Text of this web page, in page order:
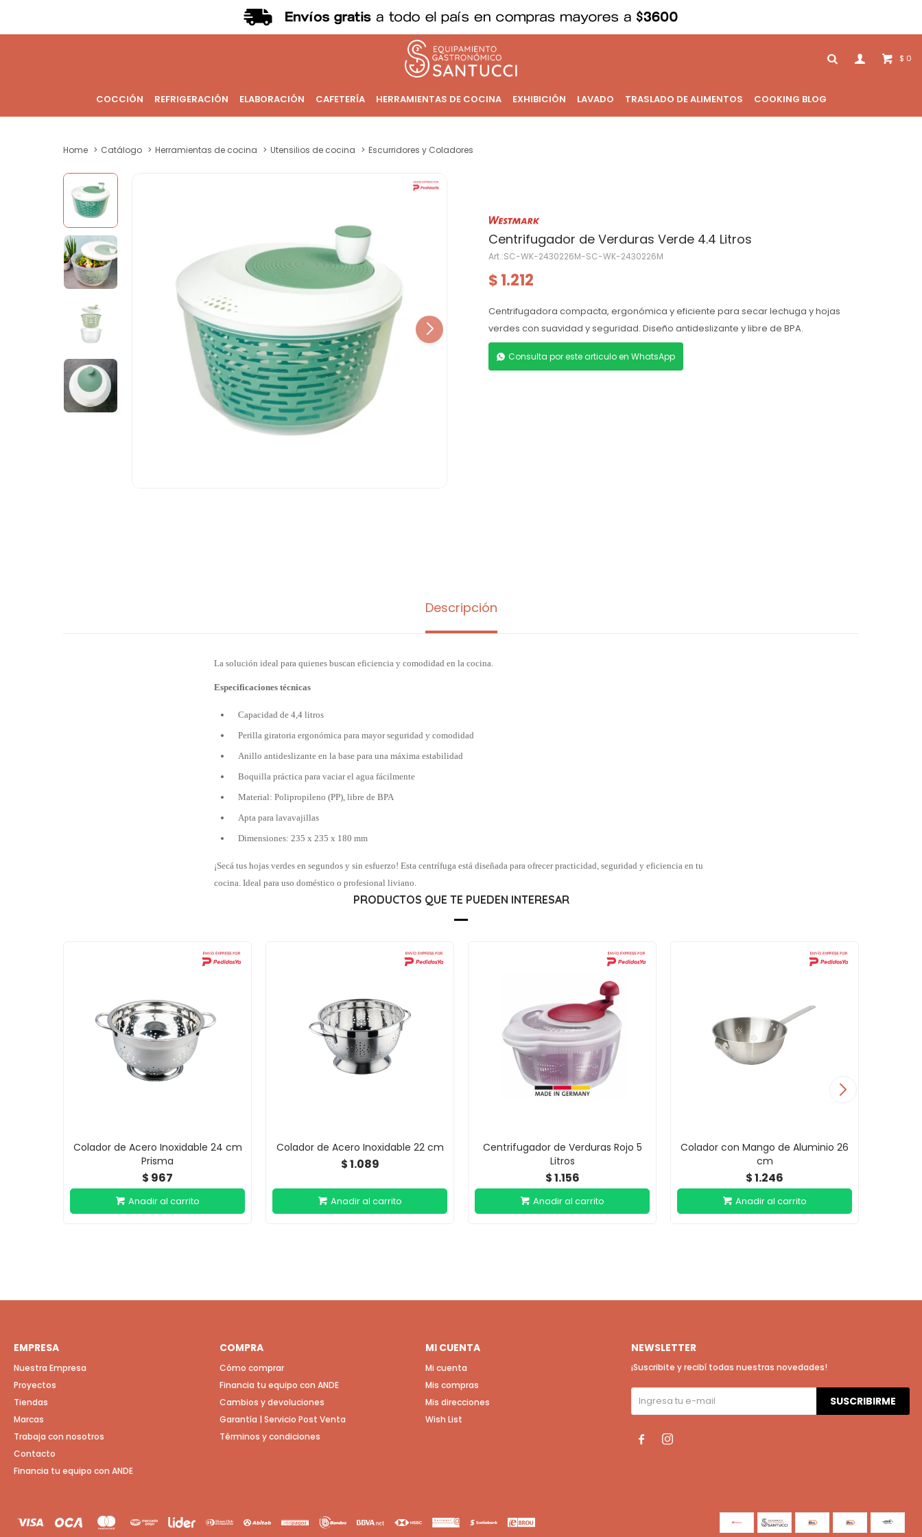
COCCIÓN REFRIGERACIÓN ELABORACIÓN CAFETERÍA HERRAMIENTAS DE COCINA EXHIBICIÓN LAVADO TRASLADO DE ALIMENTOS COOKING BLOG
$ 0
Home Catálogo Herramientas de cocina Utensilios de cocina Escurridores y Coladores
Centrifugador de Verduras Verde 4.4 Litros
SC-WK-2430226M-SC-WK-2430226M
$ 1.212
Centrifugadora compacta, ergonómica y eficiente para secar lechuga y hojas
verdes con suavidad y seguridad. Diseño antideslizante y libre de BPA.
Consulta por este articulo en WhatsApp
Descripción
La solución ideal para quienes buscan eficiencia y comodidad en la cocina.
Especificaciones técnicas
Capacidad de 4,4 litros
Perilla giratoria ergonómica para mayor seguridad y comodidad
Anillo antideslizante en la base para una máxima estabilidad
Boquilla práctica para vaciar el agua fácilmente
Material: Polipropileno (PP), libre de BPA
Apta para lavavajillas
Dimensiones: 235 x 235 x 180 mm
¡Secá tus hojas verdes en segundos y sin esfuerzo! Esta centrífuga está diseñada para ofrecer practicidad, seguridad y eficiencia en tu
cocina. Ideal para uso doméstico o profesional liviano.
PRODUCTOS QUE TE PUEDEN INTERESAR
Colador de Acero Inoxidable 24 cm
Prisma
$ 967
Colador de Acero Inoxidable 22 cm
$1.089
Centrifugador de Verduras Rojo 5
Litros
$1.156
Colador con Mango de Aluminio 26
cm
$1.246
EMPRESA
Nuestra Empresa
Proyectos
Tiendas
Marcas
Trabaja con nosotros
Contacto
Financia tu equipo con ANDE
COMPRA
Cómo comprar
Financia tu equipo con ANDE
Cambios y devoluciones
Garantía | Servicio Post Venta
Términos y condiciones
MI CUENTA
Mi cuenta
Mis compras
Mis direcciones
Wish List
NEWSLETTER
¡Suscribite y recibí todas nuestras novedades!
SUSCRIBIRME
 